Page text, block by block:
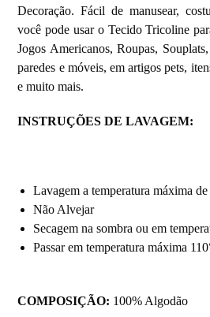
Decoração. Fácil de manusear,
você pode usar o Tecido Tricoline
Jogos Americanos, Roupas,
paredes e móveis, em artigos pets,
e muito mais.
INSTRUÇÕES DE LAVAGEM:
Lavagem a temperatura máxima de
Não Alvejar
Secagem na sombra ou em
Passar em temperatura máxima
COMPOSIÇÃO: 100% Algodão